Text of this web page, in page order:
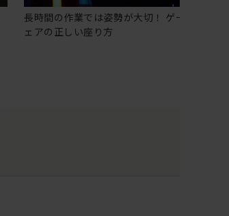
長時間の作業では姿勢が大切！ ゲーミングチ
ェアの正しい座り方